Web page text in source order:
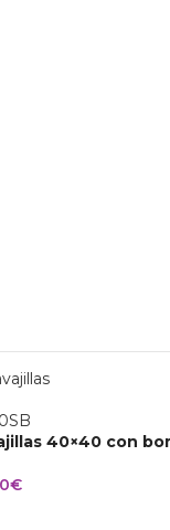
40×40 con
€